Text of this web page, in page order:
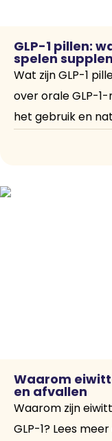
GLP-1 pillen:
spelen
Wat zijn GLP-1
over orale GLP-
het gebruik en
Waarom
en afvallen
Waarom zijn
GLP-1? Lees